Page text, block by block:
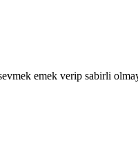
emek verip sabirli